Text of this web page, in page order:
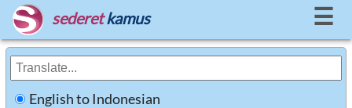
sederet kamus ☰
English to Indonesian